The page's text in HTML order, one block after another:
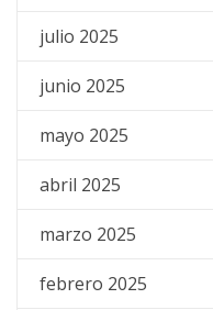
julio 2025
junio 2025
mayo 2025
abril 2025
marzo 2025
febrero 2025